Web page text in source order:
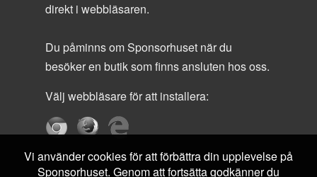
direkt i webbläsaren.
Du påminns om Sponsorhuset när du
besöker en butik som finns ansluten hos oss.
Välj webbläsare för att installera:
Vi använder cookies för att förbättra din upplevelse på
Sponsorhuset. Genom att fortsätta godkänner du